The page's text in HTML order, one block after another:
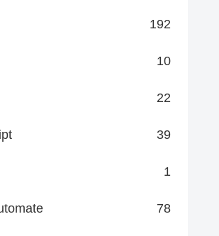
192
10
22
39
1
78